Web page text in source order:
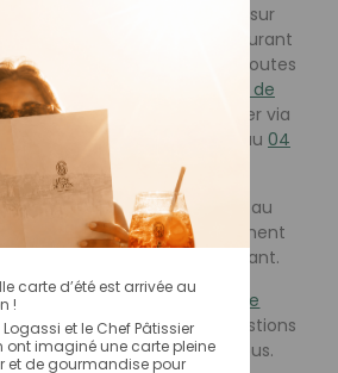
sur votre réservation ou sur
événement dans notre restaurant
disponibles pour répondre à toutes
pensez à la
privatisation de
N’hésitez pas à nous contacter via
contact ou par téléphone au 04
72 10 11 12
.
saura vous guider au
faire vivre un véritable moment
visite dans notre restaurant.
vous inscrire à notreatelier de
? Posez-nous toutes vos questions
de contact ci-dessous.
carte d’été est arrivée au
!
Logassi et le Chef Pâtissier
ont imaginé une carte pleine
et de gourmandise pour